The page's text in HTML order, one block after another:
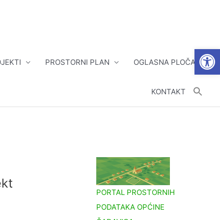
PROSTORNI PLAN OGLASNA PLOČA
KONTAKT
PORTAL PROSTORNIH
PODATAKA OPĆINE